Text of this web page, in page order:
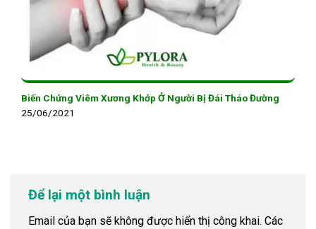
Biến Chứng Viêm Xương Khớp Ở Người Bị Đái Tháo Đường
25/06/2021
Để lại một bình luận
Email của bạn sẽ không được hiển thị công khai. Các